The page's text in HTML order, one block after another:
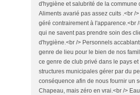
d'hygiène et salubrité de la commune
Aliments avarié pas assez cuits .<br /
géré contrairement à l'apparence.<br
qui ne savent pas prendre soin des
d'hygiène.<br /> Personnels
genre de lieu pour le bien de nos
ce genre de club privé dans le pays
structures municipales gérer par du
conséquence afin de nous fournir un
Chapeau, mais zéro en vrai.<br />